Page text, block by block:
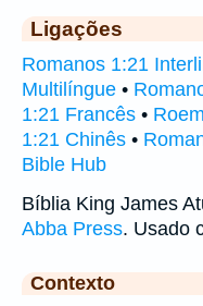
Ligações
Romanos 1:21
Multilíngue •
1:21 Francês •
1:21 Chinês •
Bible Hub
Bíblia King James
Abba Press. Usado
Contexto